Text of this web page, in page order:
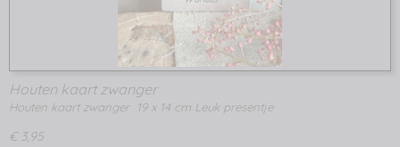
Houten kaart zwanger
Houten kaart zwanger 19 x 14 cm Leuk presentje
€ 3,95